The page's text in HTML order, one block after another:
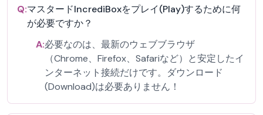
Q:マスタードIncrediBoxをプレイ(Play)するために何
が必要ですか？
A:必要なのは、最新のウェブブラウザ
（Chrome、Firefox、Safariなど）と安定したイ
ンターネット接続だけです。ダウンロード
(Download)は必要ありません！